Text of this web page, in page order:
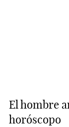
El hombre
horóscopo